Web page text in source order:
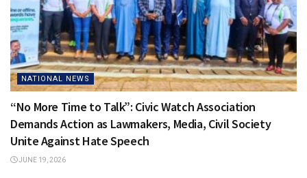
NATIONAL NEWS
“No More Time to Talk”: Civic Watch Association
Demands Action as Lawmakers, Media, Civil Society
Unite Against Hate Speech
JUNE 19, 2026